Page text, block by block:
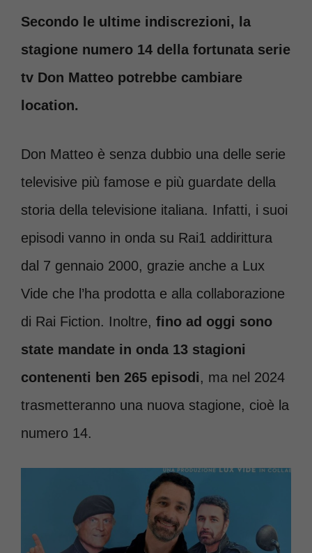
Secondo le ultime indiscrezioni, la
stagione numero 14 della fortunata serie
tv Don Matteo potrebbe cambiare
location.
Don Matteo è senza dubbio una delle serie
televisive più famose e più guardate della
storia della televisione italiana. Infatti, i suoi
episodi vanno in onda su Rai1 addirittura
dal 7 gennaio 2000, grazie anche a Lux
Vide che l’ha prodotta e alla collaborazione
di Rai Fiction. Inoltre, fino ad oggi sono
state mandate in onda 13 stagioni
contenenti ben 265 episodi, ma nel 2024
trasmetteranno una nuova stagione, cioè la
numero 14.